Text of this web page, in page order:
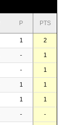
P PTS
1 2
- 1
- 1
1 1
1 1
- -